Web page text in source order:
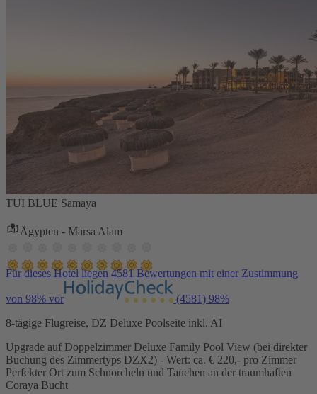
TUI BLUE Samaya
Ägypten - Marsa Alam
Für dieses Hotel liegen 4581 Bewertungen mit einer Zustimmung
von 98% vor (4581) 98%
8-tägige Flugreise, DZ Deluxe Poolseite inkl. AI
Upgrade auf Doppelzimmer Deluxe Family Pool View (bei direkter
Buchung des Zimmertyps DZX2) - Wert: ca. € 220,- pro Zimmer
Perfekter Ort zum Schnorcheln und Tauchen an der traumhaften
Coraya Bucht